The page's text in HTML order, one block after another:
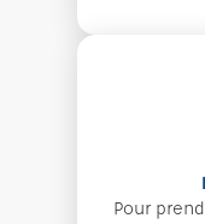
Pour